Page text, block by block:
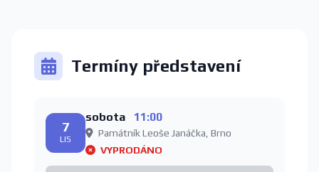
Termíny představení
7
LIS
sobota 11:00
Památník Leoše Janáčka, Brno
VYPRODÁNO